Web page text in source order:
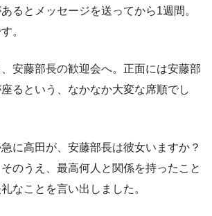
るとメッセージを送ってから1週間。
。
安藤部長の歓迎会へ。正面には安藤部
るという、なかなか大変な席順でし
に高田が、安藤部長は彼女いますか？
のうえ、最高何人と関係を持ったこと
なことを言い出しました。